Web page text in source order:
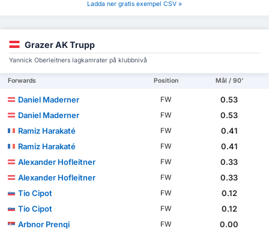
Ladda ner gratis exempel CSV »
Grazer AK Trupp
Yannick Oberleitners lagkamrater på klubbnivå
Forwards Position Mål / 90'
Daniel Maderner FW
0.53
Daniel Maderner
FW
0.53
Ramiz Harakaté
FW
0.41
Ramiz Harakaté
FW
0.41
Alexander Hofleitner
FW
0.33
Alexander Hofleitner
FW
0.33
Tio Cipot
FW
0.12
Tio Cipot
FW
0.12
Arbnor Prenqi
FW
0.00